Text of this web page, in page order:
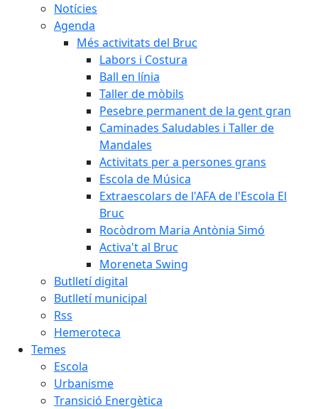
Notícies
Agenda
Més activitats del Bruc
Labors i Costura
Ball en línia
Taller de mòbils
Pesebre permanent de la gent gran
Caminades Saludables i Taller de
Mandales
Activitats per a persones grans
Escola de Música
Extraescolars de l'AFA de l'Escola El
Bruc
Rocòdrom Maria Antònia Simó
Activa't al Bruc
Moreneta Swing
Butlletí digital
Butlletí municipal
Rss
Hemeroteca
Temes
Escola
Urbanisme
Transició Energètica